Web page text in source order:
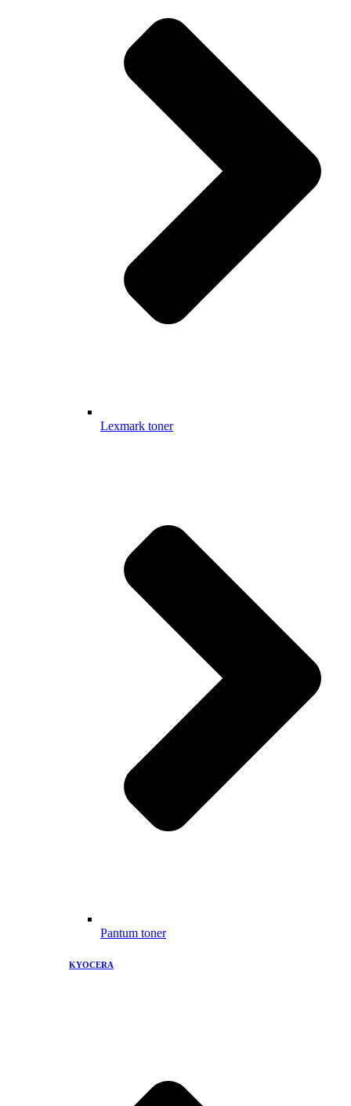
Lexmark toner
Pantum toner
KYOCERA